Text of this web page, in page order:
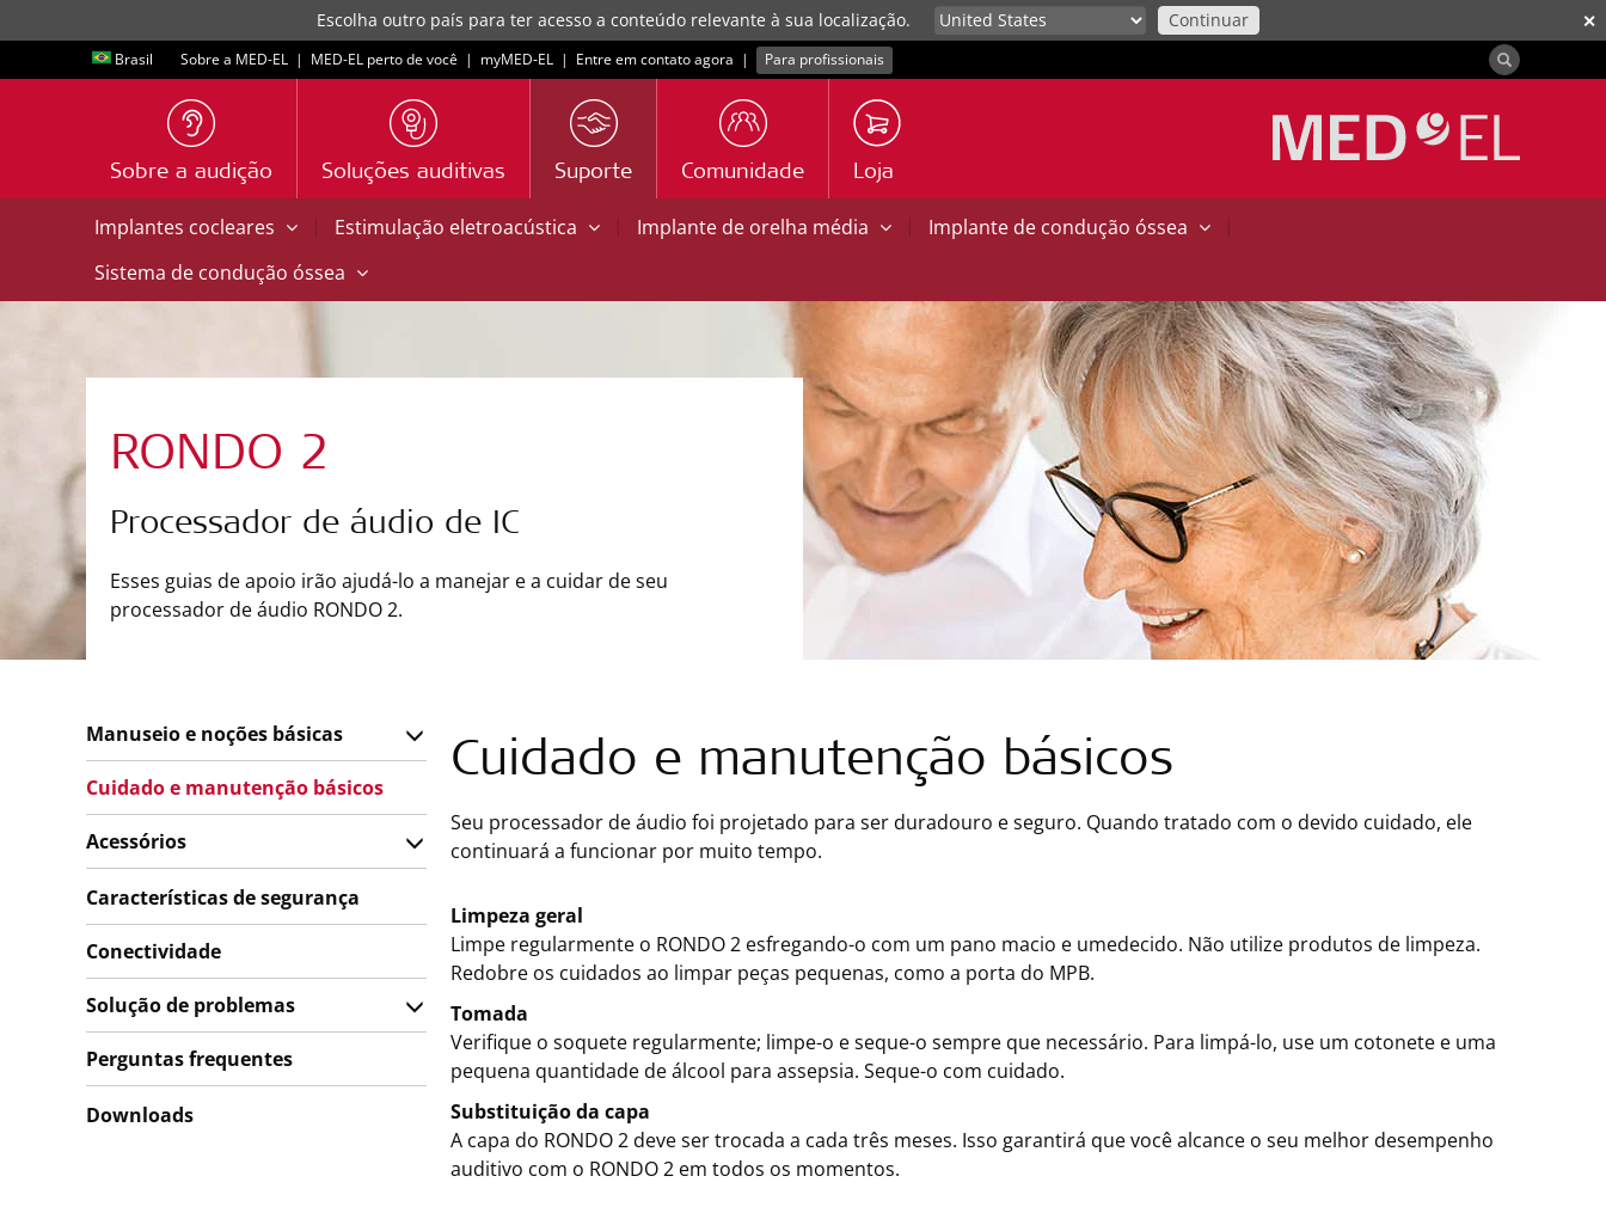
✕
Escolha outro país para ter acesso a conteúdo relevante à sua localização. Continuar
Brasil Sobre a MED-EL | MED-EL perto de você | myMED‑EL | Entre em contato agora | Para profissionais
Sobre a audição Soluções auditivas Suporte Comunidade Loja
Implantes cocleares | Estimulação eletroacústica | Implante de orelha média | Implante de condução óssea
|
Sistema de condução óssea
RONDO 2
Processador de áudio de IC
Esses guias de apoio irão ajudá-lo a manejar e a cuidar de seu
processador de áudio RONDO 2.
Cuidado e manutenção básicos
Seu processador de áudio foi projetado para ser duradouro e seguro. Quando tratado com o devido cuidado, ele
continuará a funcionar por muito tempo.
Limpeza geral
Limpe regularmente o RONDO 2 esfregando-o com um pano macio e umedecido. Não utilize produtos de limpeza.
Redobre os cuidados ao limpar peças pequenas, como a porta do MPB.
Tomada
Verifique o soquete regularmente; limpe-o e seque-o sempre que necessário. Para limpá-lo, use um cotonete e uma
pequena quantidade de álcool para assepsia. Seque-o com cuidado.
Substituição da capa
A capa do RONDO 2 deve ser trocada a cada três meses. Isso garantirá que você alcance o seu melhor desempenho
auditivo com o RONDO 2 em todos os momentos.
Manuseio e noções básicas
Cuidado e manutenção básicos
Acessórios
Características de segurança
Conectividade
Solução de problemas
Perguntas frequentes
Downloads